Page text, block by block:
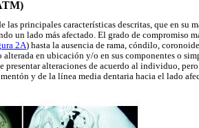
principales características descritas, que en su
un lado más afectado. El grado de compromiso
2A) hasta la ausencia de rama, cóndilo,
alterada en ubicación y/o en sus componentes o
alteraciones de acuerdo al individuo,
y de la línea media dentaria hacia el lado